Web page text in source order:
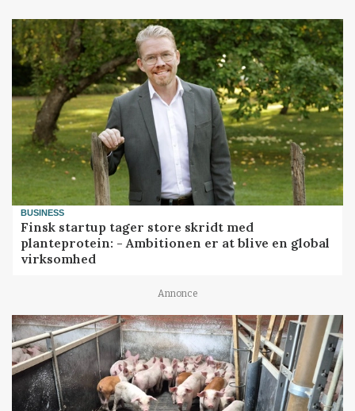
BUSINESS
Finsk startup tager store skridt med
planteprotein: - Ambitionen er at blive en global
virksomhed
Annonce